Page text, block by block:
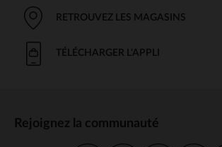
RETROUVEZ LES MAGASINS
TÉLÉCHARGER L'APPLI
Rejoignez la communauté